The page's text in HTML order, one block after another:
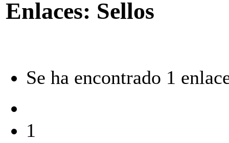
Enlaces: Sellos
Se ha encontrado 1
1